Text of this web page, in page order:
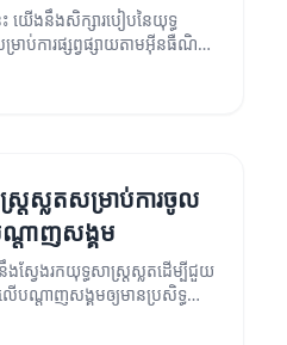
ះ យើងនឹងសិក្សារបៀបនៃយុទ្ធ
រាប់ការផ្សព្វផ្សាយតាមអ៊ីនធឺណិត
ត្រស្លតសម្រាប់ការចូល
តាញសង្គម
ងស្វែងរកយុទ្ធសាស្ត្រស្លតដើម្បីជួយ
បណ្តាញសង្គមឲ្យមានប្រសិទ្ធភាព
ើតទំនាក់ទំនងរឹងមាំជាមួយ